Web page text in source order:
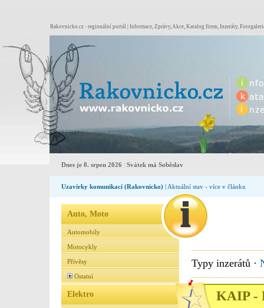
Rakovnicko.cz - regionální portál | Informace, Zprávy, Akce, Katalog firem, Inzeráty,
Dnes je 8. srpen 2026 Svátek má Soběslav
Uzavírky komunikací (Rakovnicko) | Aktuální stav - více v článku
Auto, Moto
Automobily
Motocykly
Přívěsy
Ostatní
Elektro
Typy inzerátů ·
KAIP -